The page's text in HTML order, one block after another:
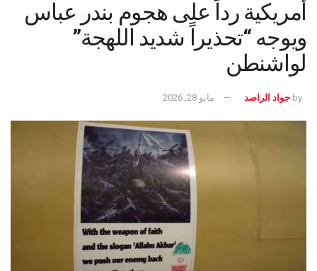
أمريكية رداً على هجوم بندر عباس
ويوجه “تحذيراً شديد اللهجة”
لواشنطن
by جواد الراصد مايو 28, 2026